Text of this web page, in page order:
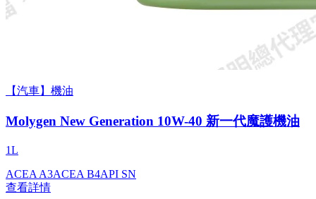
【汽車】機油
Molygen New Gener­a­tion 10W-40 新一代魔護機油
1L
ACEA A3ACEA B4API SN
查看詳情